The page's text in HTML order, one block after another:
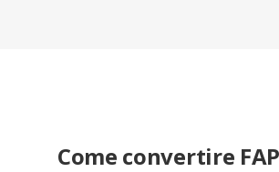
Come convertire